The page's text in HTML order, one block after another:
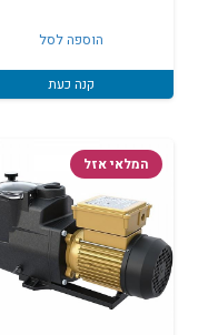
הוספה לסל
קנה כעת
המלאי אזל